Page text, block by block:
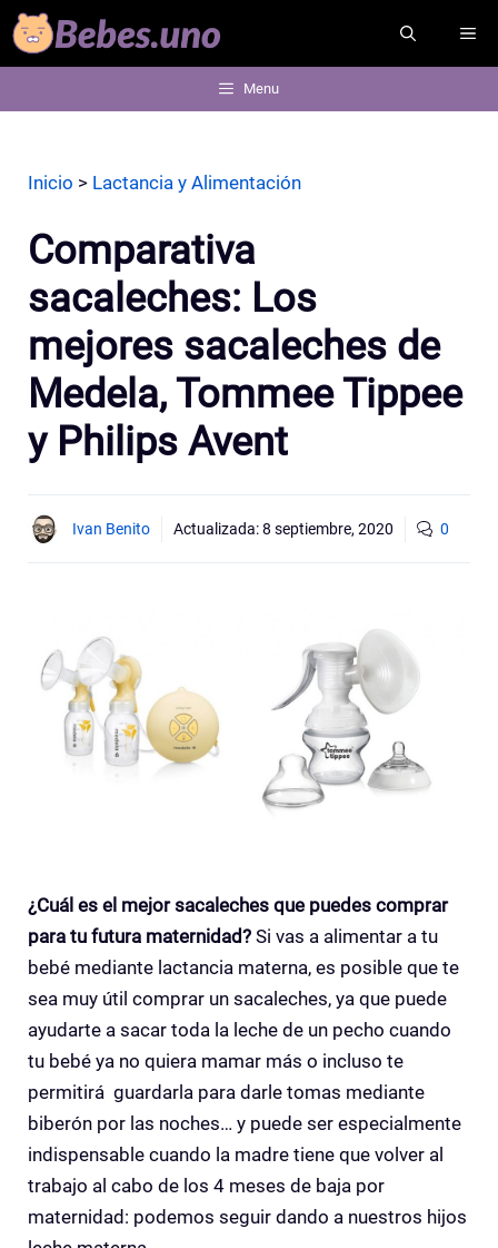
Saltar
al
Menu
Inicio > Lactancia y Alimentación
Comparativa
sacaleches: Los
mejores sacaleches de
Medela, Tommee Tippee
y Philips Avent
Ivan Benito Actualizada:8 septiembre, 2020 0
¿Cuál es el mejor sacaleches que puedes comprar
para tu futura maternidad? Si vas a alimentar a tu
bebé mediante lactancia materna, es posible que te
sea muy útil comprar un sacaleches, ya que puede
ayudarte a sacar toda la leche de un pecho cuando
tu bebé ya no quiera mamar más o incluso te
permitirá guardarla para darle tomas mediante
biberón por las noches… y puede ser especialmente
indispensable cuando la madre tiene que volver al
trabajo al cabo de los 4 meses de baja por
maternidad: podemos seguir dando a nuestros hijos